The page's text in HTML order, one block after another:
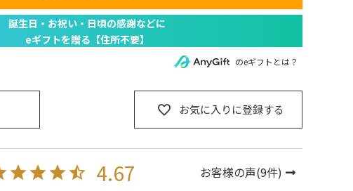
お気に入りに登録する
のeギフトとは？
4.67 お客様の声(9件)